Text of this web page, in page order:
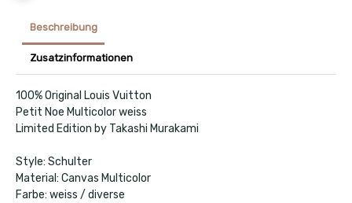
Beschreibung
Zusatzinformationen
100% Original Louis Vuitton
Petit Noe Multicolor weiss
Limited Edition by Takashi Murakami
Style: Schulter
Material: Canvas Multicolor
Farbe: weiss / diverse